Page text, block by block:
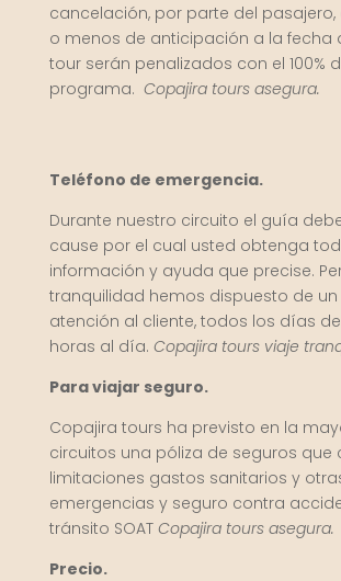
cancelación, por parte del
o menos de anticipación a la fecha
tour serán penalizados con el 100%
programa. Copajira tours asegura.
Teléfono de emergencia.
Durante nuestro circuito el guía
cause por el cual usted obtenga
información y ayuda que precise.
tranquilidad hemos dispuesto de
atención al cliente, todos los días
horas al día. Copajira tours viaje
Para viajar seguro.
Copajira tours ha previsto en la
circuitos una póliza de seguros que
limitaciones gastos sanitarios y
emergencias y seguro contra
tránsito SOAT Copajira tours asegura.
Precio.